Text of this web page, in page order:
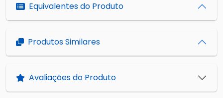
Equivalentes do Produto
Produtos Similares
Avaliações do Produto